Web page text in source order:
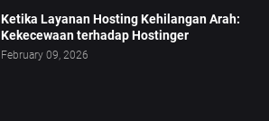
Ketika Layanan Hosting Kehilangan Arah:
Kekecewaan terhadap Hostinger
February 09, 2026